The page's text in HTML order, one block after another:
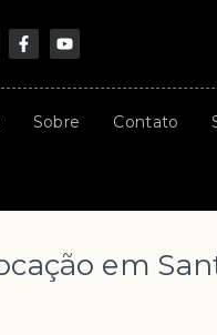
Sobre Contato
em